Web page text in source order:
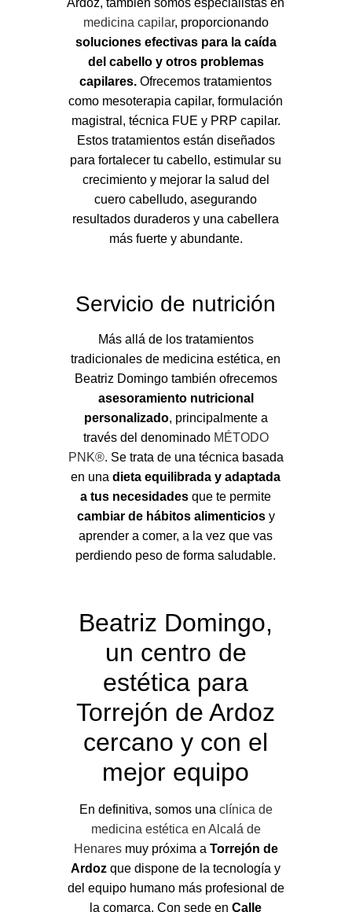
Ardoz, también somos especialistas en
medicina capilar, proporcionando
soluciones efectivas para la caída
del cabello y otros problemas
capilares. Ofrecemos tratamientos
como mesoterapia capilar, formulación
magistral, técnica FUE y PRP capilar.
Estos tratamientos están diseñados
para fortalecer tu cabello, estimular su
crecimiento y mejorar la salud del
cuero cabelludo, asegurando
resultados duraderos y una cabellera
más fuerte y abundante.
Servicio de nutrición
Más allá de los tratamientos
tradicionales de medicina estética, en
Beatriz Domingo también ofrecemos
asesoramiento nutricional
personalizado, principalmente a
través del denominado MÉTODO
PNK®. Se trata de una técnica basada
en unadieta equilibrada y adaptada
a tus necesidades que te permite
cambiar de hábitos alimenticiosy
aprender a comer, a la vez que vas
perdiendo peso de forma saludable.
Beatriz Domingo,
un centro de
estética para
Torrejón de Ardoz
cercano y con el
mejor equipo
En definitiva, somos una clínica de
medicina estética en Alcalá de
Henaresmuy próxima a Torrejón de
Ardoz que dispone de la tecnología y
del equipo humano más profesional de
la comarca. Con sede enCalle